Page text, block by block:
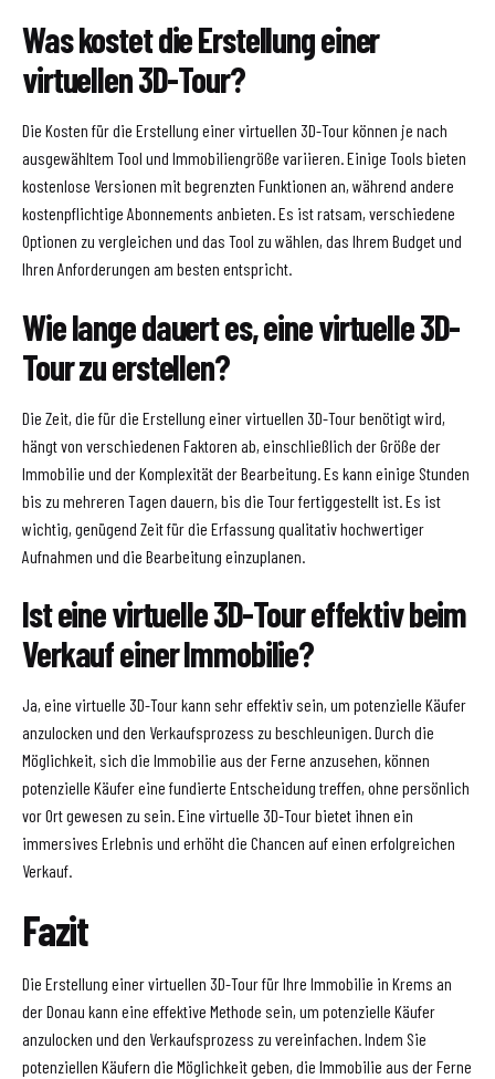
Was kostet die Erstellung einer
virtuellen 3D-Tour?
Die Kosten für die Erstellung einer virtuellen 3D-Tour können je nach
ausgewähltem Tool und Immobiliengröße variieren. Einige Tools bieten
kostenlose Versionen mit begrenzten Funktionen an, während andere
kostenpflichtige Abonnements anbieten. Es ist ratsam, verschiedene
Optionen zu vergleichen und das Tool zu wählen, das Ihrem Budget und
Ihren Anforderungen am besten entspricht.
Wie lange dauert es, eine virtuelle 3D-
Tour zu erstellen?
Die Zeit, die für die Erstellung einer virtuellen 3D-Tour benötigt wird,
hängt von verschiedenen Faktoren ab, einschließlich der Größe der
Immobilie und der Komplexität der Bearbeitung. Es kann einige Stunden
bis zu mehreren Tagen dauern, bis die Tour fertiggestellt ist. Es ist
wichtig, genügend Zeit für die Erfassung qualitativ hochwertiger
Aufnahmen und die Bearbeitung einzuplanen.
Ist eine virtuelle 3D-Tour effektiv beim
Verkauf einer Immobilie?
Ja, eine virtuelle 3D-Tour kann sehr effektiv sein, um potenzielle Käufer
anzulocken und den Verkaufsprozess zu beschleunigen. Durch die
Möglichkeit, sich die Immobilie aus der Ferne anzusehen, können
potenzielle Käufer eine fundierte Entscheidung treffen, ohne persönlich
vor Ort gewesen zu sein. Eine virtuelle 3D-Tour bietet ihnen ein
immersives Erlebnis und erhöht die Chancen auf einen erfolgreichen
Verkauf.
Fazit
Die Erstellung einer virtuellen 3D-Tour für Ihre Immobilie in Krems an
der Donau kann eine effektive Methode sein, um potenzielle Käufer
anzulocken und den Verkaufsprozess zu vereinfachen. Indem Sie
potenziellen Käufern die Möglichkeit geben, die Immobilie aus der Ferne